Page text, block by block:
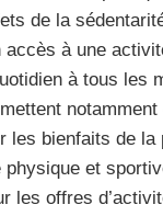
de la
accès à une
à tous les
notamment
les bienfaits de la
physique et
les offres